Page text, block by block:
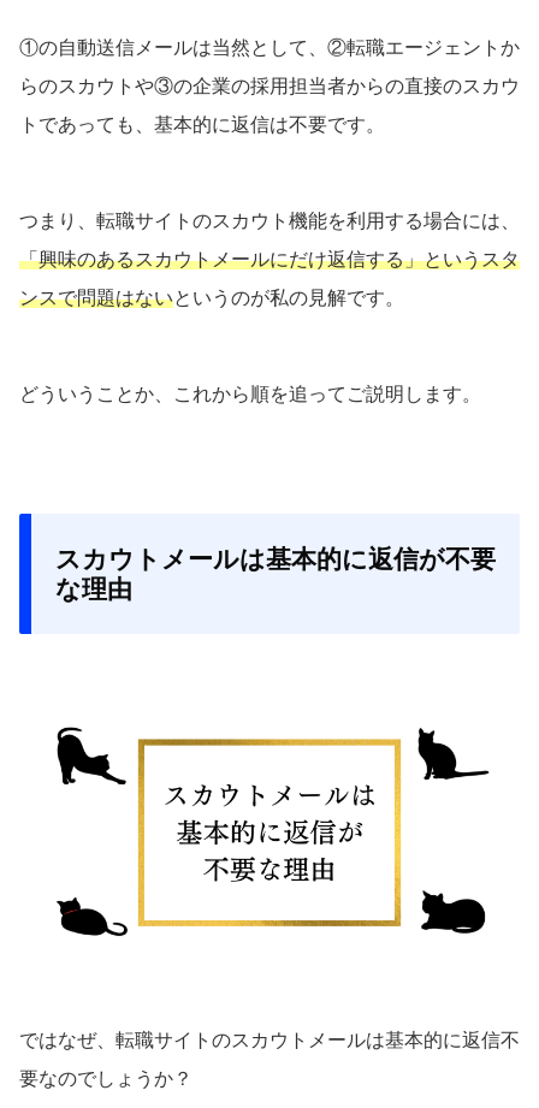
①の自動送信メールは当然として、②転職エージェントか
らのスカウトや③の企業の採用担当者からの直接のスカウ
トであっても、基本的に返信は不要です。
つまり、転職サイトのスカウト機能を利用する場合には、
「興味のあるスカウトメールにだけ返信する」というスタ
ンスで問題はないというのが私の見解です。
どういうことか、これから順を追ってご説明します。
スカウトメールは基本的に返信が不要
な理由
ではなぜ、転職サイトのスカウトメールは基本的に返信不
要なのでしょうか？